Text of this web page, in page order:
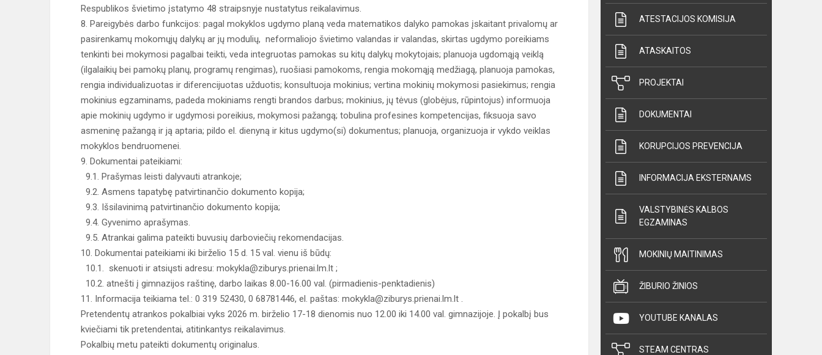
Respublikos švietimo įstatymo 48 straipsnyje nustatytus reikalavimus.
8. Pareigybės darbo funkcijos: pagal mokyklos ugdymo planą veda matematikos dalyko pamokas įskaitant privalomų ar
pasirenkamų mokomųjų dalykų ar jų modulių, neformaliojo švietimo valandas ir valandas, skirtas ugdymo poreikiams
tenkinti bei mokymosi pagalbai teikti, veda integruotas pamokas su kitų dalykų mokytojais; planuoja ugdomąją veiklą
(ilgalaikių bei pamokų planų, programų rengimas), ruošiasi pamokoms, rengia mokomąją medžiagą, planuoja pamokas,
rengia individualizuotas ir diferencijuotas užduotis; konsultuoja mokinius; vertina mokinių mokymosi pasiekimus; rengia
mokinius egzaminams, padeda mokiniams rengti brandos darbus; mokinius, jų tėvus (globėjus, rūpintojus) informuoja
apie mokinių ugdymo ir ugdymosi poreikius, mokymosi pažangą; tobulina profesines kompetencijas, fiksuoja savo
asmeninę pažangą ir ją aptaria; pildo el. dienyną ir kitus ugdymo(si) dokumentus; planuoja, organizuoja ir vykdo veiklas
mokyklos bendruomenei.
9. Dokumentai pateikiami:
9.1. Prašymas leisti dalyvauti atrankoje;
9.2. Asmens tapatybę patvirtinančio dokumento kopija;
9.3. Išsilavinimą patvirtinančio dokumento kopija;
9.4. Gyvenimo aprašymas.
9.5. Atrankai galima pateikti buvusių darboviečių rekomendacijas.
10. Dokumentai pateikiami iki birželio 15 d. 15 val. vienu iš būdų:
10.1. skenuoti ir atsiųsti adresu: mokykla@ziburys.prienai.lm.lt ;
10.2. atnešti į gimnazijos raštinę, darbo laikas 8.00-16.00 val. (pirmadienis-penktadienis)
11. Informacija teikiama tel.: 0 319 52430, 0 68781446, el. paštas: mokykla@ziburys.prienai.lm.lt .
Pretendentų atrankos pokalbiai vyks 2026 m. birželio 17-18 dienomis nuo 12.00 iki 14.00 val. gimnazijoje. Į pokalbį bus
kviečiami tik pretendentai, atitinkantys reikalavimus.
Pokalbių metu pateikti dokumentų originalus.
ATESTACIJOS KOMISIJA
ATASKAITOS
PROJEKTAI
DOKUMENTAI
KORUPCIJOS PREVENCIJA
INFORMACIJA EKSTERNAMS
VALSTYBINĖS KALBOS
EGZAMINAS
MOKINIŲ MAITINIMAS
ŽIBURIO ŽINIOS
YOUTUBE KANALAS
STEAM CENTRAS